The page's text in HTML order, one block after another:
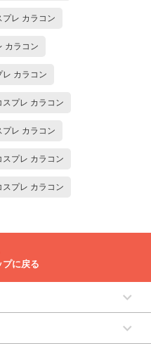
レ カラコン
カラコン
カラコン
プレ カラコン
レ カラコン
プレ カラコン
プレ カラコン
プに戻る